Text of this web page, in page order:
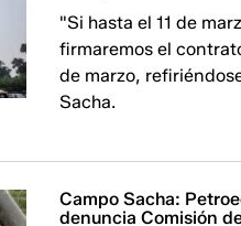
"Si hasta el 11 de
firmaremos el
de marzo,
Sacha.
Campo Sacha:
denuncia Comisión